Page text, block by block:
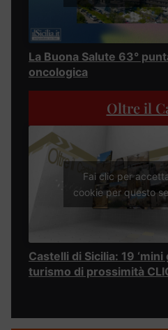
La Buona Salute 63°
oncologica
Oltre il
Fai clic per
cookie per questo
Castelli di Sicilia: 19
turismo di prossimità